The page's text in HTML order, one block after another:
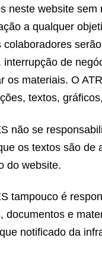
neste website
a qualquer
de
os materiais. O
textos,
não se
os textos são de
do website.
tampouco é
documentos e
notificado da